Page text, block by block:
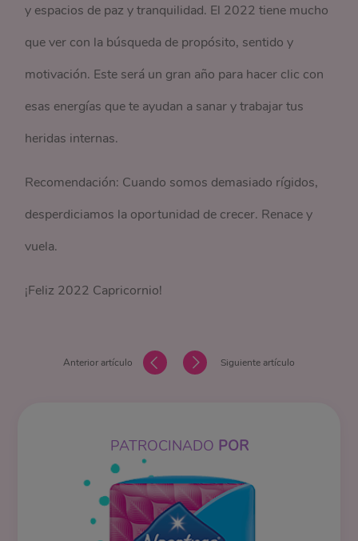
y espacios de paz y tranquilidad. El 2022 tiene mucho
que ver con la búsqueda de propósito, sentido y
motivación. Este será un gran año para hacer clic con
esas energías que te ayudan a sanar y trabajar tus
heridas internas.
Recomendación: Cuando somos demasiado rígidos,
desperdiciamos la oportunidad de crecer. Renace y
vuela.
¡Feliz 2022 Capricornio!
Anterior artículo Siguiente artículo
PATROCINADO POR